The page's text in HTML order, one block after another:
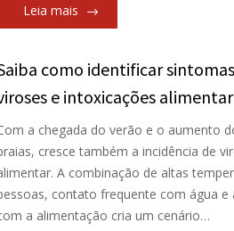
Leia mais
como identificar
e intoxicações
a chegada do verão e o aumento
cresce também a incidência de
A combinação de altas
contato frequente com água e
a alimentação cria um cenário…